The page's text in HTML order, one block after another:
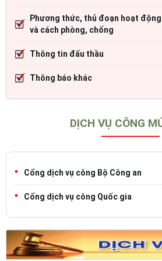
Phương thức, thủ đoạn hoạt
và cách phòng, chống
Thông tin đấu thầu
Thông báo khác
DỊCH VỤ CÔNG
Cổng dịch vụ công Bộ Công an
Cổng dịch vụ công Quốc gia